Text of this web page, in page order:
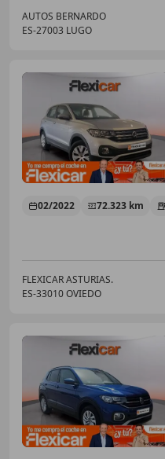
AUTOS BERNARDO
ES-27003 LUGO
02/2022 72.323 km
FLEXICAR ASTURIAS.
ES-33010 OVIEDO